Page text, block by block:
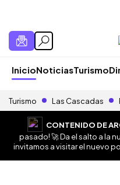
InicioNoticiasTurismo
Turismo Las Cascadas
CONTENIDO DE
pasado! 🚀 Da el salto a la
invitamos a visitar el nuevo